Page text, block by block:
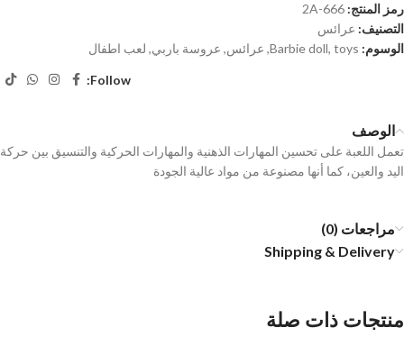
رمز المنتج: 666-2A
التصنيف: عرائس
الوسوم:
Barbie doll, toys
, عرائس, عروسة باربي, لعب اطفال
Follow:
الوصف
تعمل اللعبة على تحسين المهارات الذهنية والمهارات الحركية والتنسيق بين حركة
اليد والعين، كما أنها مصنوعة من مواد عالية الجودة
مراجعات (0)
Shipping & Delivery
منتجات ذات صلة